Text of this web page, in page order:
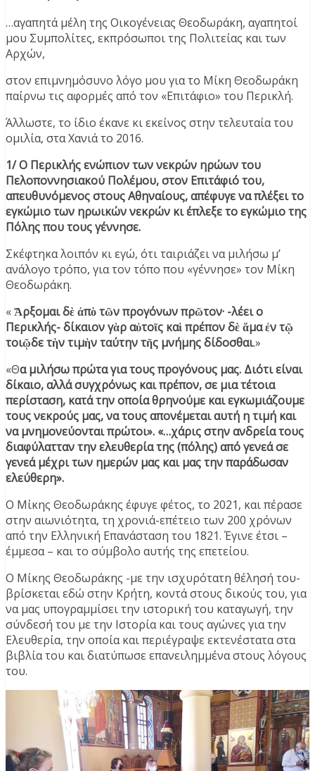
…αγαπητά μέλη της Οικογένειας Θεοδωράκη, αγαπητοί
μου Συμπολίτες, εκπρόσωποι της Πολιτείας και των
Αρχών,
στον επιμνημόσυνο λόγο μου για το Μίκη Θεοδωράκη
παίρνω τις αφορμές από τον «Επιτάφιο» του Περικλή.
Άλλωστε, το ίδιο έκανε κι εκείνος στην τελευταία του
ομιλία, στα Χανιά το 2016.
1/ Ο Περικλής ενώπιον των νεκρών ηρώων του
Πελοποννησιακού Πολέμου, στον Επιτάφιό του,
απευθυνόμενος στους Αθηναίους, απέφυγε να πλέξει το
εγκώμιο των ηρωικών νεκρών κι έπλεξε το εγκώμιο της
Πόλης που τους γέννησε.
Σκέφτηκα λοιπόν κι εγώ, ότι ταιριάζει να μιλήσω μ’
ανάλογο τρόπο, για τον τόπο που «γέννησε» τον Μίκη
Θεοδωράκη.
«Ἄρξομαι δὲ ἀπὸ τῶν προγόνων πρῶτον· -λέει ο
Περικλής- δίκαιον γὰρ αὐτοῖς καὶ πρέπον δὲ ἅμα ἐν τῷ
τοιῷδε τὴν τιμὴν ταύτην τῆς μνήμης δίδοσθαι.»
«Θα μιλήσω πρώτα για τους προγόνους μας. Διότι είναι
δίκαιο, αλλά συγχρόνως και πρέπον, σε μια τέτοια
περίσταση, κατά την οποία θρηνούμε και εγκωμιάζουμε
τους νεκρούς μας, να τους απονέμεται αυτή η τιμή και
να μνημονεύονται πρώτοι». «…χάρις στην ανδρεία τους
διαφύλατταν την ελευθερία της (πόλης) από γενεά σε
γενεά μέχρι των ημερών μας και μας την παράδωσαν
ελεύθερη».
Ο Μίκης Θεοδωράκης έφυγε φέτος, το 2021, και πέρασε
στην αιωνιότητα, τη χρονιά-επέτειο των 200 χρόνων
από την Ελληνική Επανάσταση του 1821. Έγινε έτσι –
έμμεσα – και το σύμβολο αυτής της επετείου.
Ο Μίκης Θεοδωράκης -με την ισχυρότατη θέλησή του-
βρίσκεται εδώ στην Κρήτη, κοντά στους δικούς του, για
να μας υπογραμμίσει την ιστορική του καταγωγή, την
σύνδεσή του με την Ιστορία και τους αγώνες για την
Ελευθερία, την οποία και περιέγραψε εκτενέστατα στα
βιβλία του και διατύπωσε επανειλημμένα στους λόγους
του.